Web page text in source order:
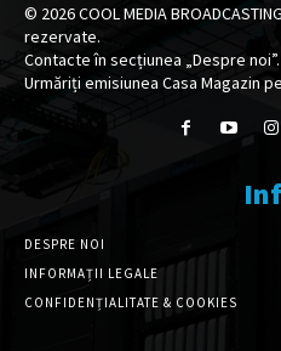
© 2026COOL MEDIA
rezervate.
Contacte în secțiunea „Despre noi”.
Urmăriți emisiunea Casa Magazin
DESPRE NOI
INFORMAȚII LEGALE
CONFIDENȚIALITATE & COOKIES